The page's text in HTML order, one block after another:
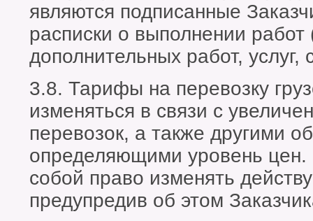
являются подписанные
расписки о выполнении работ
дополнительных работ, услуг,
3.8. Тарифы на перевозку
изменяться в связи с
перевозок, а также другими
определяющими уровень цен.
собой право изменять
предупредив об этом